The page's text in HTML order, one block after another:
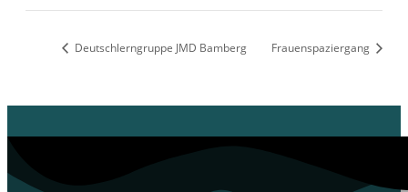
Deutschlerngruppe JMD Bamberg Frauenspaziergang